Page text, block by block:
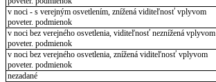
v noci - s verejným osvetlením, znížená viditeľnosť vplyvom
poveter. podmienok
v noci bez verejného osvetlenia, viditeľnosť neznížená vplyvom
poveter. podmienok
v noci bez verejného osvetlenia, znížená viditeľnosť vplyvom
poveter. podmienok
nezadané